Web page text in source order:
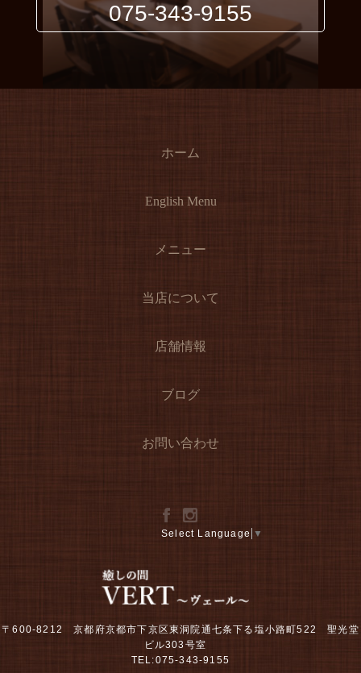
075-343-9155
ホーム
English Menu
メニュー
当店について
店舗情報
ブログ
お問い合わせ
Select Language ▼
〒600-8212 京都府京都市下京区東洞院通七条下る塩小路町522 聖光堂
ビル303号室
TEL:075-343-9155